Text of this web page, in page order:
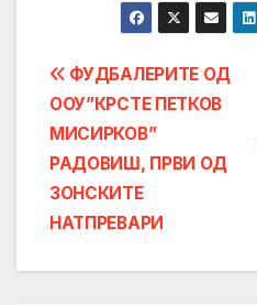
Post
navigation
ФУДБАЛЕРИТЕ ОД
ООУ”КРСТЕ ПЕТКОВ
МИСИРКОВ”
РАДОВИШ, ПРВИ ОД
ЗОНСКИТЕ
НАТПРЕВАРИ